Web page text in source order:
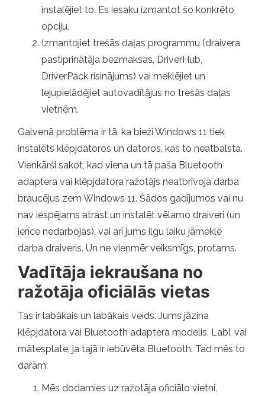
instalējiet to. Es iesaku izmantot šo konkrēto
opciju.
Izmantojiet trešās daļas programmu (draivera
pastiprinātāja bezmaksas, DriverHub,
DriverPack risinājums) vai meklējiet un
lejupielādējiet autovadītājus no trešās daļas
vietnēm.
Galvenā problēma ir tā, ka bieži Windows 11 tiek
instalēts klēpjdatoros un datoros, kas to neatbalsta.
Vienkārši sakot, kad viena un tā paša Bluetooth
adaptera vai klēpjdatora ražotājs neatbrīvoja darba
braucējus zem Windows 11. Šādos gadījumos vai nu
nav iespējams atrast un instalēt vēlamo draiveri (un
ierīce nedarbojas), vai arī jums ilgu laiku jāmeklē
darba draiveris. Un ne vienmēr veiksmīgs, protams.
Vadītāja iekraušana no
ražotāja oficiālās vietas
Tas ir labākais un labākais veids. Jums jāzina
klēpjdatora vai Bluetooth adaptera modelis. Labi, vai
mātesplate, ja tajā ir iebūvēta Bluetooth. Tad mēs to
darām:
Mēs dodamies uz ražotāja oficiālo vietni,